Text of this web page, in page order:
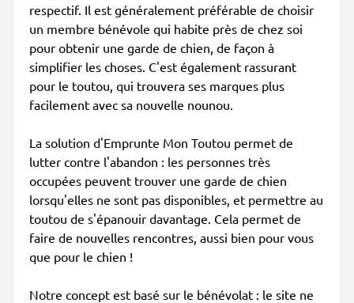
respectif. Il est généralement préférable de choisir
un membre bénévole qui habite près de chez soi
pour obtenir une garde de chien, de façon à
simplifier les choses. C'est également rassurant
pour le toutou, qui trouvera ses marques plus
facilement avec sa nouvelle nounou.
La solution d'Emprunte Mon Toutou permet de
lutter contre l'abandon : les personnes très
occupées peuvent trouver une garde de chien
lorsqu'elles ne sont pas disponibles, et permettre au
toutou de s'épanouir davantage. Cela permet de
faire de nouvelles rencontres, aussi bien pour vous
que pour le chien !
Notre concept est basé sur le bénévolat : le site ne